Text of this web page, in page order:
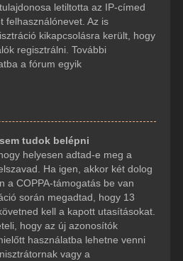
letiltotta az IP-címed
felhasználónevet. Az is
kikapcsolásra került, hogy
regisztrálni. További
a fórum egyik
tudok belépni
helyesen adtad-e meg a
Ha igen, akkor két dolog
a COPPA-támogatás be van
során megadtad, hogy 13
kell a kapott utasításokat.
hogy az új azonosítók
használatba lehetne venni
vagy a